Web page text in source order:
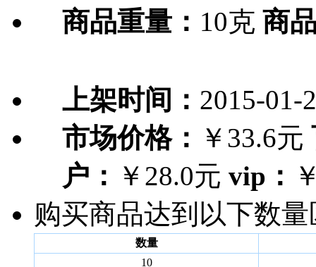
商品重量： 10克 商
上架时间： 2015-01-
市场价格： ￥33.6元
户： ￥28.0元 vip：
购买商品达到以下数
数量
10